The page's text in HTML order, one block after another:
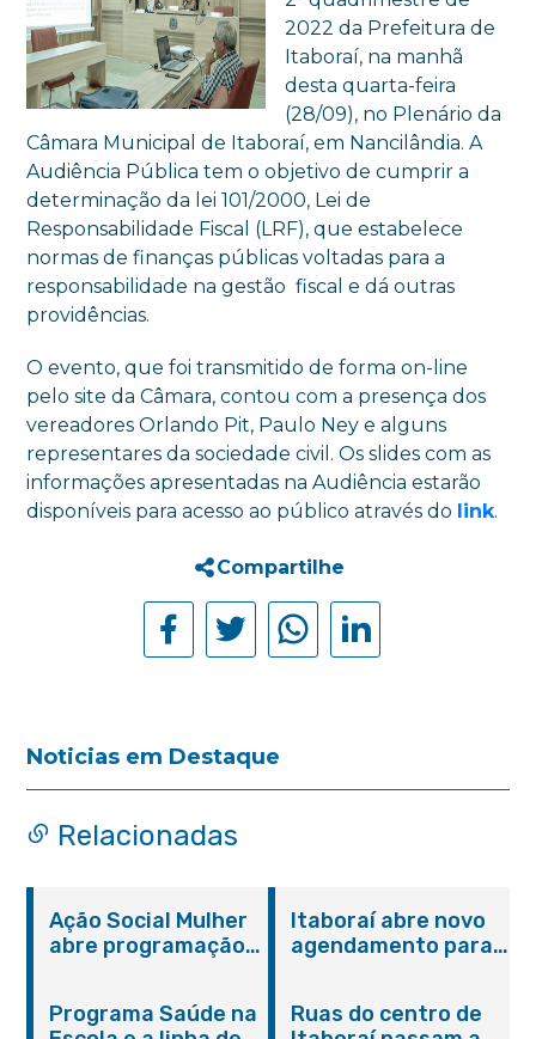
2022 da Prefeitura de
Itaboraí, na manhã
desta quarta-feira
(28/09), no Plenário da
Câmara Municipal de Itaboraí, em Nancilândia. A
Audiência Pública tem o objetivo de cumprir a
determinação da lei 101/2000, Lei de
Responsabilidade Fiscal (LRF), que estabelece
normas de finanças públicas voltadas para a
responsabilidade na gestão fiscal e dá outras
providências.
O evento, que foi transmitido de forma on-line
pelo site da Câmara, contou com a presença dos
vereadores Orlando Pit, Paulo Ney e alguns
representares da sociedade civil. Os slides com as
informações apresentadas na Audiência estarão
disponíveis para acesso ao público através do link.
Compartilhe
Noticias em Destaque
Relacionadas
Ação Social Mulher
abre programação
serviços gratuitos e
Itaboraí abre novo
agendamento para
Programa Saúde na
Ruas do centro de